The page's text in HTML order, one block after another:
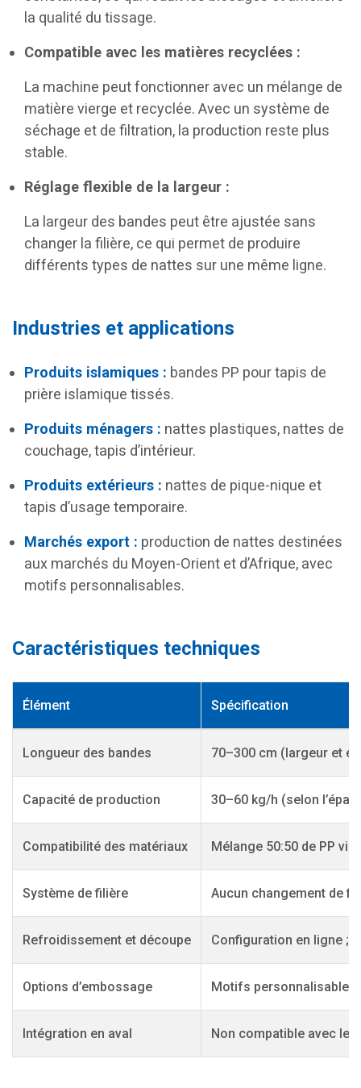
la qualité du tissage.
Compatible avec les matières recyclées :
La machine peut fonctionner avec un mélange de
matière vierge et recyclée. Avec un système de
séchage et de filtration, la production reste plus
stable.
Réglage flexible de la largeur :
La largeur des bandes peut être ajustée sans
changer la filière, ce qui permet de produire
différents types de nattes sur une même ligne.
Industries et applications
Produits islamiques : bandes PP pour tapis de
prière islamique tissés.
Produits ménagers : nattes plastiques, nattes de
couchage, tapis d’intérieur.
Produits extérieurs : nattes de pique-nique et
tapis d’usage temporaire.
Marchés export : production de nattes destinées
aux marchés du Moyen-Orient et d’Afrique, avec
motifs personnalisables.
Caractéristiques techniques
Élément Spécification
Longueur des bandes 70–300 cm (largeur et
Capacité de production 30–60 kg/h (selon
Compatibilité des matériaux Mélange 50:50 de PP
Système de filière Aucun changement de
Refroidissement et découpe Configuration en ligne ;
Options d’embossage Motifs personnalisables
Intégration en aval Non compatible avec